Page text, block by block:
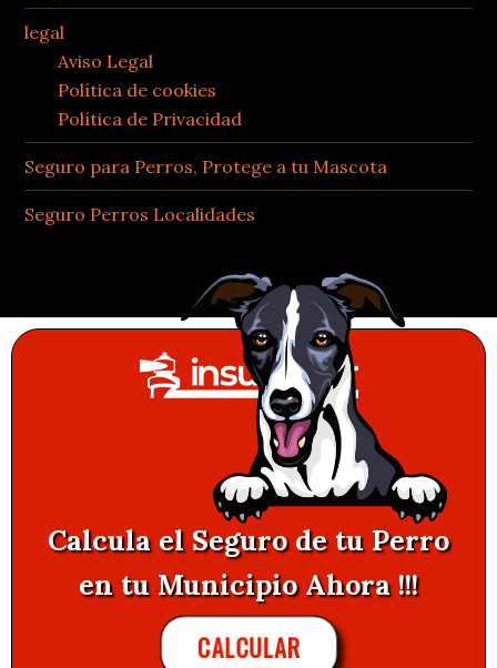
legal
Aviso Legal
Política de cookies
Política de Privacidad
Seguro para Perros, Protege a tu Mascota
Seguro Perros Localidades
Calcula el Seguro de tu Perro
en tu Municipio Ahora !!!
CALCULAR